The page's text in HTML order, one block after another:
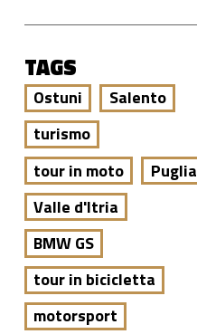
TAGS
Ostuni
Salento
turismo
tour in moto
Puglia
Valle d'Itria
BMW GS
tour in bicicletta
motorsport